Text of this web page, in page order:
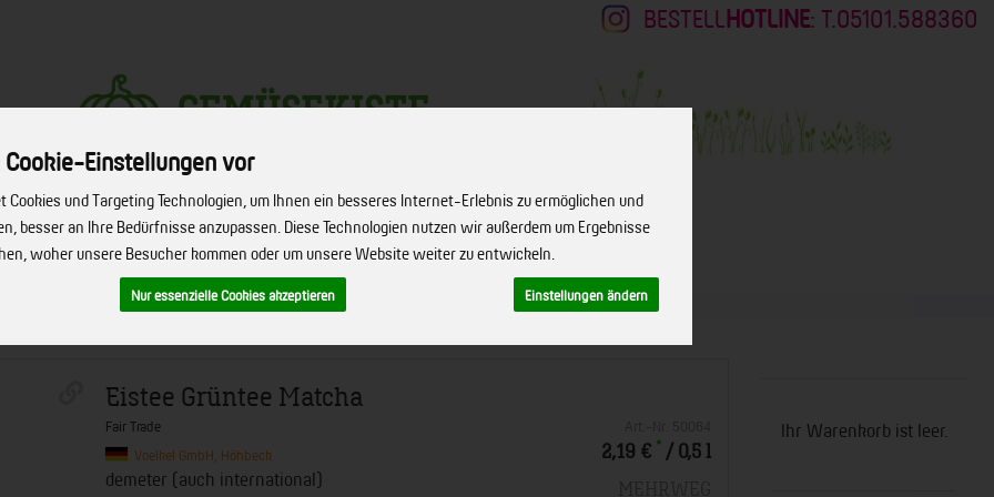
Cookie-Einstellungen vor
Cookies und Targeting Technologien, um Ihnen ein besseres Internet-Erlebnis zu ermöglichen und
besser an Ihre Bedürfnisse anzupassen. Diese Technologien nutzen wir außerdem um Ergebnisse
woher unsere Besucher kommen oder um unsere Website weiter zu entwickeln.
Nur essenzielle Cookies akzeptieren Einstellungen ändern
BESTELL HOTLINE: T.05101.588360
Produkt
FIRMENSERVICE REZEPTE BIO-HÖFE ÜBER UNS KONTAKT
Eistee Grüntee Matcha
Fair Trade
Voelkel GmbH, Höhbeck
demeter (auch international)
2,19 € * / 0,5 l
Ihr Warenkorb ist leer.